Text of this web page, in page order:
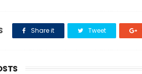
Share it Tweet